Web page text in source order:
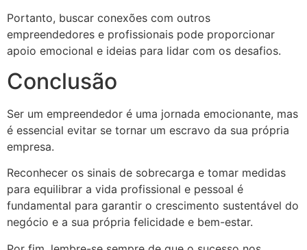
Portanto, buscar conexões com outros
empreendedores e profissionais pode proporcionar
apoio emocional e ideias para lidar com os desafios.
Conclusão
Ser um empreendedor é uma jornada emocionante, mas
é essencial evitar se tornar um escravo da sua própria
empresa.
Reconhecer os sinais de sobrecarga e tomar medidas
para equilibrar a vida profissional e pessoal é
fundamental para garantir o crescimento sustentável do
negócio e a sua própria felicidade e bem-estar.